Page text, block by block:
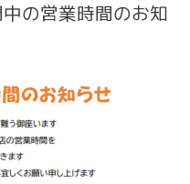
の営業時間のお知